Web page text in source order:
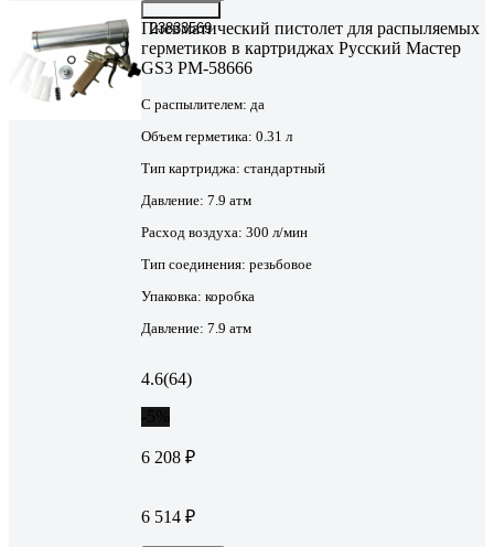
23833569
Пневматический пистолет для распыляемых
герметиков в картриджах Русский Мастер
GS3 РМ-58666
С распылителем: да
Объем герметика: 0.31 л
Тип картриджа: стандартный
Давление: 7.9 атм
Расход воздуха: 300 л/мин
Тип соединения: резьбовое
Упаковка: коробка
Давление: 7.9 атм
4.6(64)
6 208 ₽
6 514 ₽